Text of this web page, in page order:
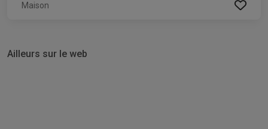
Maison
Ailleurs sur le web